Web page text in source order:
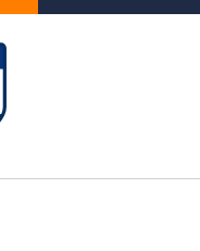
de Coche o
a un
Injusta?